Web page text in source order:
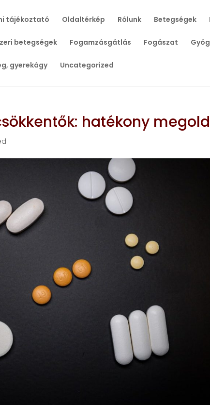
tájékoztató Oldaltérkép Rólunk Betegségek
betegségek Fogamzásgátlás Fogászat
gyerekágy Uncategorized
hatékony